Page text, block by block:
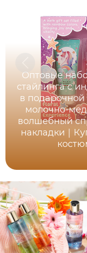
Оптовые
стайлинга с
в подарочной
молочно-
волшебный
накладки｜